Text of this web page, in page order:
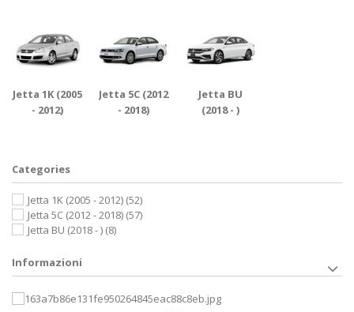
Jetta 1K (2005
- 2012)
Jetta 5C (2012
- 2018)
Jetta BU
(2018 - )
Categories
Jetta 1K (2005 - 2012) (52)
Jetta 5C (2012 - 2018) (57)
Jetta BU (2018 - ) (8)
Informazioni